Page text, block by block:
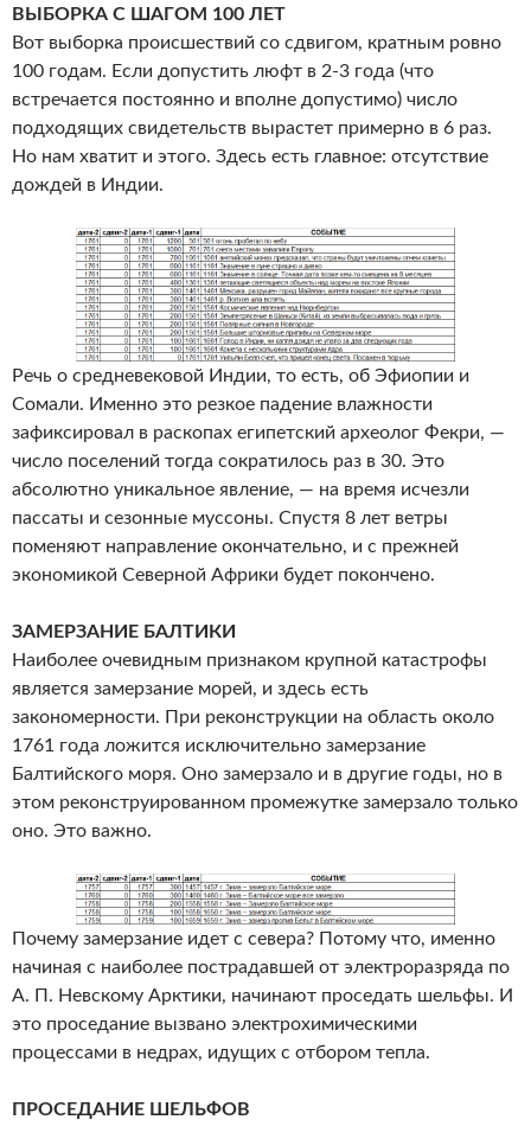
ВЫБОРКА С ШАГОМ 100 ЛЕТ
Вот выборка происшествий со сдвигом, кратным ровно
100 годам. Если допустить люфт в 2-3 года (что
встречается постоянно и вполне допустимо) число
подходящих свидетельств вырастет примерно в 6 раз.
Но нам хватит и этого. Здесь есть главное: отсутствие
дождей в Индии.
Речь о средневековой Индии, то есть, об Эфиопии и
Сомали. Именно это резкое падение влажности
зафиксировал в раскопах египетский археолог Фекри, —
число поселений тогда сократилось раз в 30. Это
абсолютно уникальное явление, — на время исчезли
пассаты и сезонные муссоны. Спустя 8 лет ветры
поменяют направление окончательно, и с прежней
экономикой Северной Африки будет покончено.
ЗАМЕРЗАНИЕ БАЛТИКИ
Наиболее очевидным признаком крупной катастрофы
является замерзание морей, и здесь есть
закономерности. При реконструкции на область около
1761 года ложится исключительно замерзание
Балтийского моря. Оно замерзало и в другие годы, но в
этом реконструированном промежутке замерзало только
оно. Это важно.
Почему замерзание идет с севера? Потому что, именно
начиная с наиболее пострадавшей от электроразряда по
А. П. Невскому Арктики, начинают проседать шельфы. И
это проседание вызвано электрохимическими
процессами в недрах, идущих с отбором тепла.
ПРОСЕДАНИЕ ШЕЛЬФОВ